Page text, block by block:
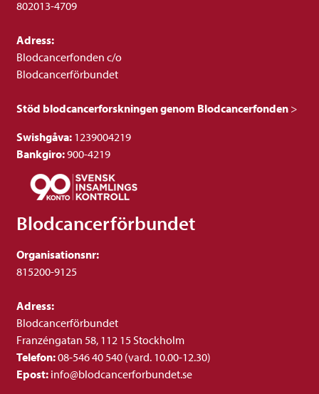
802013-4709
Adress:
Blodcancerfonden c/o
Blodcancerförbundet
Stöd blodcancerforskningen genom Blodcancerfonden >
Swishgåva: 1239004219
Bankgiro:900-4219
Blodcancerförbundet
Organisationsnr:
815200-9125
Adress:
Blodcancerförbundet
Franzéngatan 58, 112 15 Stockholm
Telefon:08-546 40 540 (vard. 10.00-12.30)
Epost: info@blodcancerforbundet.se